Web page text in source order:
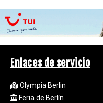
Enlaces de servicio
Olympia Berlin
Feria de Berlín